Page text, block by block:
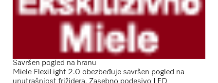
Savršen pogled na hranu
Miele FlexiLight 2.0 obezbeđuje savršen pogled na